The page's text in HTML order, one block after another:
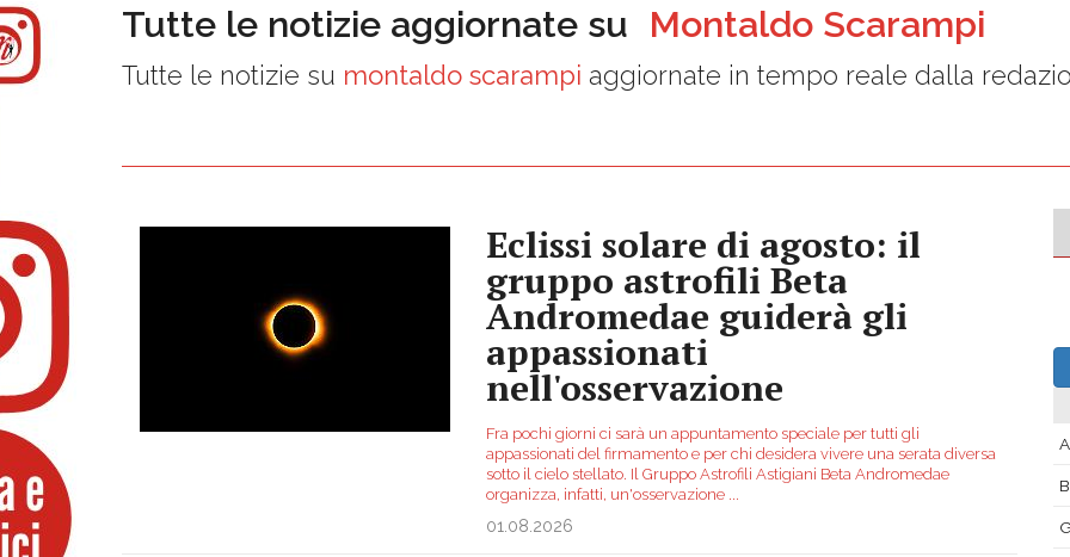
Tutte le notizie aggiornate su Montaldo Scarampi
Tutte le notizie su montaldo scarampi aggiornate in tempo reale dalla
Eclissi solare di agosto: il
gruppo astrofili Beta
Andromedae guiderà gli
appassionati
nell'osservazione
Fra pochi giorni ci sarà un appuntamento speciale per tutti gli
appassionati del firmamento e per chi desidera vivere una serata diversa
sotto il cielo stellato. Il Gruppo Astrofili Astigiani Beta Andromedae
organizza, infatti, un'osservazione
01.08.2026